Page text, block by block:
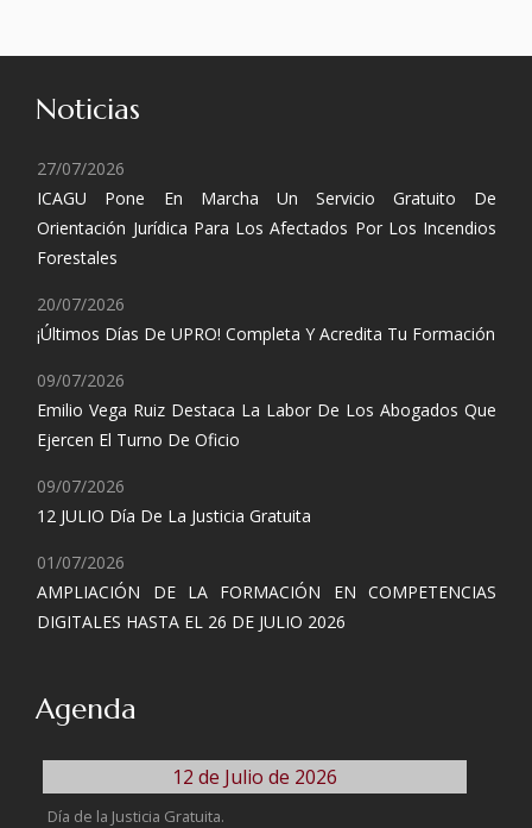
Noticias
27/07/2026
ICAGU Pone En Marcha Un Servicio Gratuito De
Orientación Jurídica Para Los Afectados Por Los Incendios
Forestales
20/07/2026
¡Últimos Días De UPRO! Completa Y Acredita Tu Formación
09/07/2026
Emilio Vega Ruiz Destaca La Labor De Los Abogados Que
Ejercen El Turno De Oficio
09/07/2026
12 JULIO Día De La Justicia Gratuita
01/07/2026
AMPLIACIÓN DE LA FORMACIÓN EN COMPETENCIAS
DIGITALES HASTA EL 26 DE JULIO 2026
Agenda
12 de Julio de 2026
Día de la Justicia Gratuita.